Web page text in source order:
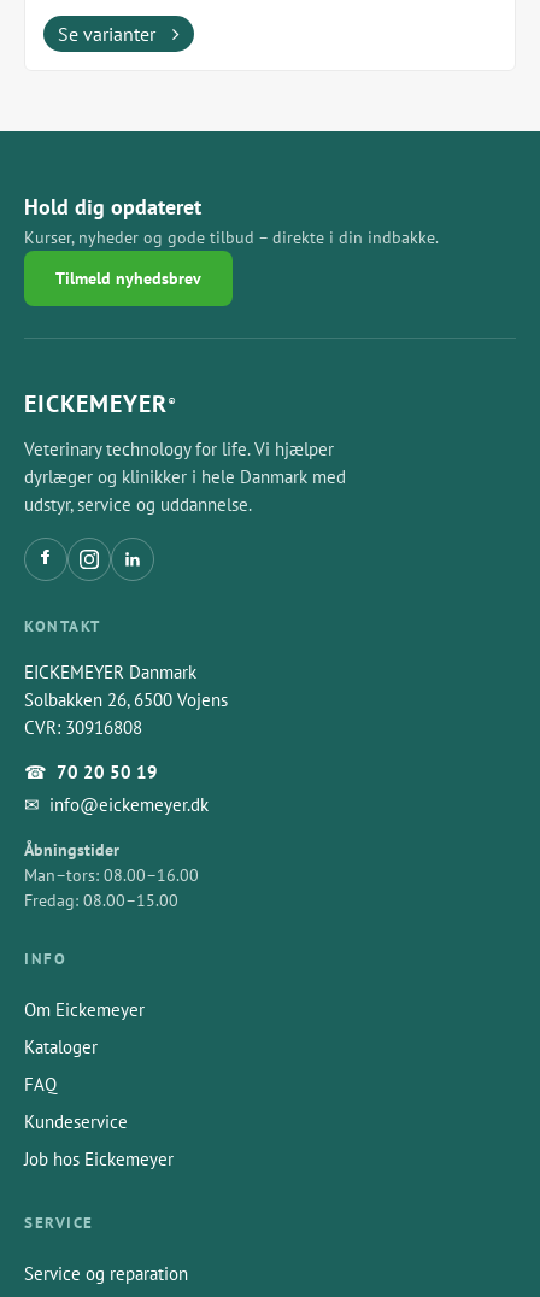
Se varianter
Hold dig opdateret
Kurser, nyheder og gode tilbud – direkte i din indbakke.
Tilmeld nyhedsbrev
EICKEMEYER®
Veterinary technology for life. Vi hjælper
dyrlæger og klinikker i hele Danmark med
udstyr, service og uddannelse.
KONTAKT
EICKEMEYER Danmark
Solbakken 26, 6500 Vojens
CVR: 30916808
☎ 70 20 50 19
✉ info@eickemeyer.dk
Åbningstider
Man–tors: 08.00–16.00
Fredag: 08.00–15.00
INFO
Om Eickemeyer
Kataloger
FAQ
Kundeservice
Job hos Eickemeyer
SERVICE
Service og reparation